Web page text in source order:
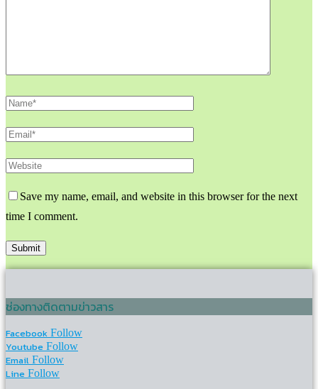
Save my name, email, and website in this browser for the next
time I comment.
ช่องทางติดตามข่าวสาร
Facebook Follow
Youtube Follow
Email Follow
Line Follow